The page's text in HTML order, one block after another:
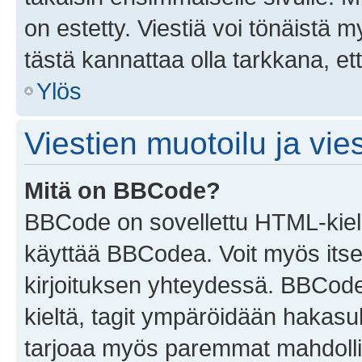
on estetty. Viestiä voi tönäistä
tästä kannattaa olla tarkkana,
Ylös
Viestien muotoilu ja
Mitä on BBCode?
BBCode on sovellettu HTML-
käyttää BBCodea. Voit myös
kirjoituksen yhteydessä.
kieltä, tagit ympäröidään
tarjoaa myös paremmat